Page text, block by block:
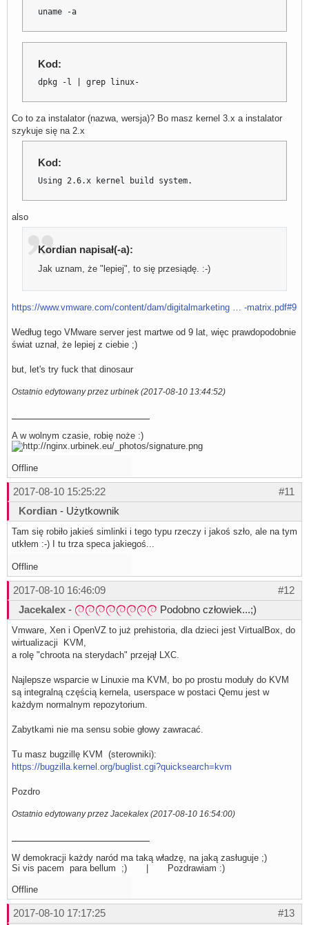
Execution aborted.
uname -a
Kod:
dpkg -l | grep linux-
Co to za instalator (nazwa, wersja)? Bo masz kernel 3.x a instalator
szykuje się na 2.x
Kod:
Using 2.6.x kernel build system.
also
Kordian napisał(-a):
Jak uznam, że "lepiej", to się przesiądę. :-)
https://www.vmware.com/content/dam/digitalmarketing … -matrix.pdf#9
Według tego VMware server jest martwe od 9 lat, więc prawdopodobnie
świat uznał, że lepiej z ciebie ;)
but, let's try fuck that dinosaur
Ostatnio edytowany przez urbinek (2017-08-10 13:44:52)
A w wolnym czasie, robię noże :)
Offline
#11
2017-08-10 15:25:22
Kordian - Użytkownik
Tam się robiło jakieś simlinki i tego typu rzeczy i jakoś szło, ale na tym
utkłem :-) I tu trza speca jakiegoś...
Offline
#12
2017-08-10 16:46:09
Jacekalex - Podobno człowiek...;)
Vmware, Xen i OpenVZ to już prehistoria, dla dzieci jest VirtualBox, do
wirtualizacji KVM,
a rolę "chroota na sterydach" przejął LXC.
Najlepsze wsparcie w Linuxie ma KVM, bo po prostu moduły do KVM
są integralną częścią kernela, userspace w postaci Qemu jest w
każdym normalnym repozytorium.
Zabytkami nie ma sensu sobie głowy zawracać.
Tu masz bugzillę KVM (sterowniki):
https://bugzilla.kernel.org/buglist.cgi?quicksearch=kvm
Pozdro
Ostatnio edytowany przez Jacekalex (2017-08-10 16:54:00)
W demokracji każdy naród ma taką władzę, na jaką zasługuje ;)
Si vis pacem para bellum ;) | Pozdrawiam :)
Offline
#13
2017-08-10 17:17:25